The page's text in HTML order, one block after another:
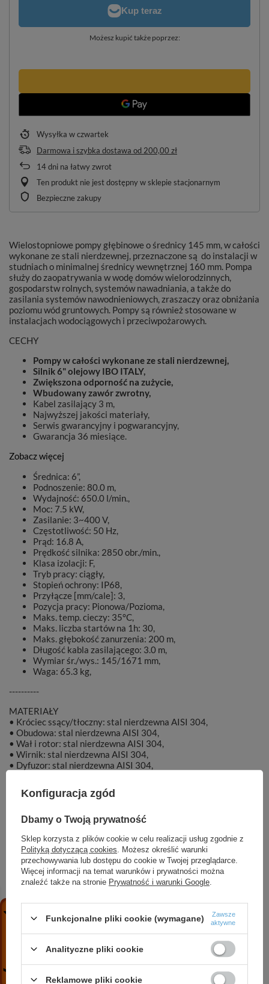
Możesz kupić także poprzez:
Wysyłka w czwartek
Darmowa i szybka dostawa od 200,00 zł
14dni na łatwy zwrot
Ten produkt nie jest dostępny w sklepie stacjonarnym
Bezpieczne zakupy
Wielostopniowe pompy głębinowe o średnicy 145 mm, w całości
wykonane ze stali nierdzewnej, przeznaczone są do instalacji w
studniach o minimalnej średnicy wewnętrznej 160 mm. Pompa
służy do zaopatrywania w wodę domów wielorodzinnych,
gospodarstw rolnych, systemów nawadniania, a także do
zasilania systemów nawodnieniowych, zraszaczy oraz obniżania
poziomu wód gruntowych. Pompy są również stosowane w
instalacjach wodociągowych i przeciwpożarowych.
CECHY
Pompy w całości wykonane ze stali nierdzewnej,
Silnik 6" olejowy IBO ITALY,
Zwiększona odporność na zużycie,
Wbudowany zawór zwrotny,
Kabel zasilający 3 m,
Najwyższej jakości materiały,
Serwis gwarancyjny i pogwarancyjny,
Gwarancja 36 miesiące.
Zobacz więcej
Średnica: 6”,
Podnoszenie: 80.0 m,
Wydajność: 650.0 l/min.,
Moc: 7.5 kW,
Zasilanie: 3~400 V,
Częstotliwość: 50 Hz,
Prąd: 16.8 A,
Prędkość silnika: 2850 obr./min.,
Klasa izolacji: F,
Tryb pracy: ciągły,
Stopień ochrony: IP68,
Przyłącze [mm/cale]: 3,
Pozycja pracy: Pionowa/Pozioma,
Maks. temp. cieczy: 35°C,
Maks. liczba startów na 1h: 30,
Maks. głębokość zanurzenia: 200 m,
Długość kabla zasilającego: 3.0 m,
Wymiar śr./wys.: 145/1671 mm,
Waga: 65.3 kg,
----------
MATERIAŁY
• Króciec ssący/tłoczny: stal nierdzewna AISI 304,
• Obudowa: stal nierdzewna AISI 304,
• Wał i rotor: stal nierdzewna AISI 304,
• Wirnik: stal nierdzewna AISI 304,
• Dyfuzor: stal nierdzewna AISI 304,
• Silnik chłodzony olejem.
Marka DAMBAT
Symbol KAT00331
ZOBACZ RÓWNIEŻ
CVI INOX 32-4 T (7,5 kW, 400 V, IE3) pompa
Konfiguracja zgód
Dbamy o Twoją prywatność
Sklep korzysta z plików cookie w celu realizacji usług zgodnie z
Polityką dotyczącą cookies . Możesz określić warunki
przechowywania lub dostępu do cookie w Twojej przeglądarce.
Więcej informacji na temat warunków i prywatności można
znaleźć także na stronie Prywatność i warunki Google
Funkcjonalne pliki cookie (wymagane)
Zawsze
aktywne
Analityczne pliki cookie
Reklamowe pliki cookie